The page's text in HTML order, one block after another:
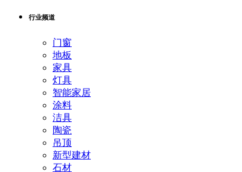
行业频道
门窗
地板
家具
灯具
智能家居
涂料
洁具
陶瓷
吊顶
新型建材
石材